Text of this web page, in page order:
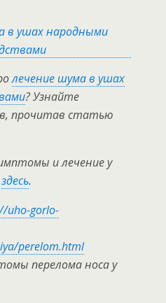
лечение шума в ушах
? Узнайте
прочитав статью
и лечение у
здесь.
uho-gorlo-
perelom.html
перелома носа у